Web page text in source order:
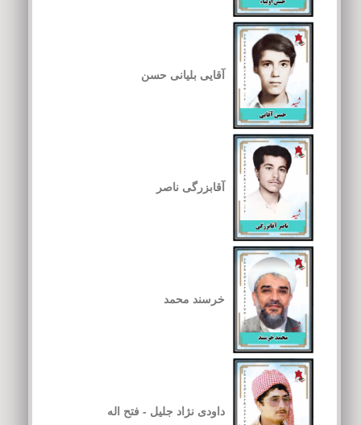
آقایی بلیانی حسن
آقابزرگی ناصر
خرسند محمد
داودی نژاد جلیل - فتح اله